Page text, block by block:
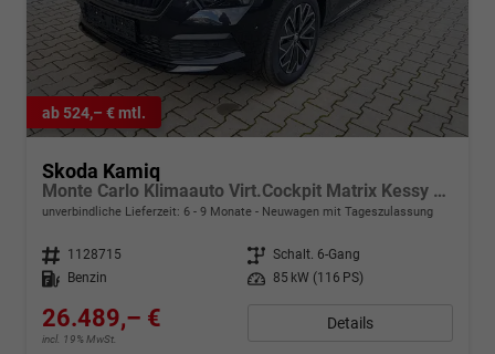
ab 524,– € mtl.
Skoda Kamiq
Monte Carlo Klimaauto Virt.Cockpit Matrix Kessy PDC v+h
unverbindliche Lieferzeit: 6 - 9 Monate Neuwagen mit Tageszulassung
Fahrzeugnr. 1128715 Getriebe Schalt. 6-Gang
Kraftstoff
Benzin Leistung 85 kW (116 PS)
26.489,– €
incl. 19% MwSt.
Details